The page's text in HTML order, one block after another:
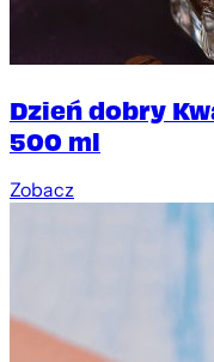
Dzień dobry
500 ml
Zobacz